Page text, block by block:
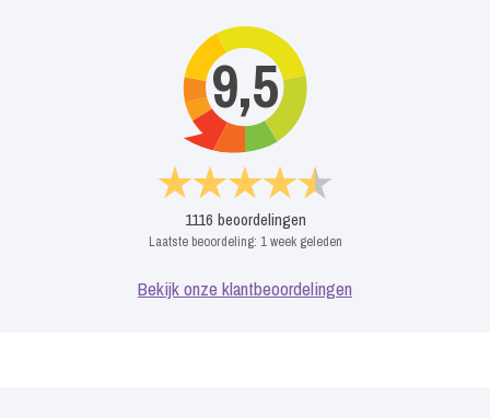
9,5
1116 beoordelingen
Laatste beoordeling: 1 week geleden
Bekijk onze klantbeoordelingen